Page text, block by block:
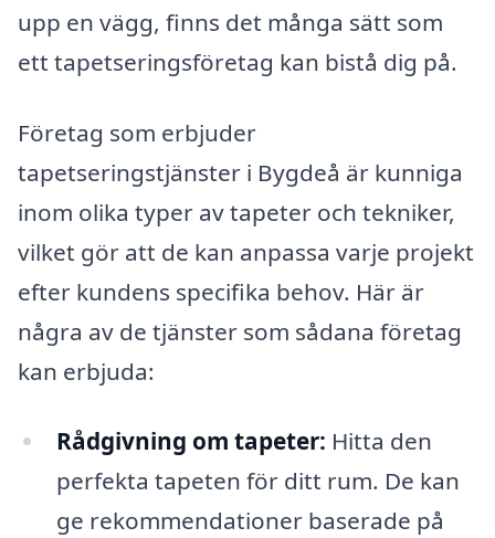
upp en vägg, finns det många sätt som
ett tapetseringsföretag kan bistå dig på.
Företag som erbjuder
tapetseringstjänster i Bygdeå är kunniga
inom olika typer av tapeter och tekniker,
vilket gör att de kan anpassa varje projekt
efter kundens specifika behov. Här är
några av de tjänster som sådana företag
kan erbjuda:
Rådgivning om tapeter: Hitta den
perfekta tapeten för ditt rum. De kan
ge rekommendationer baserade på